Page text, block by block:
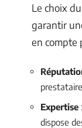
Le choix
garantir
en compte
Expertise
dispose